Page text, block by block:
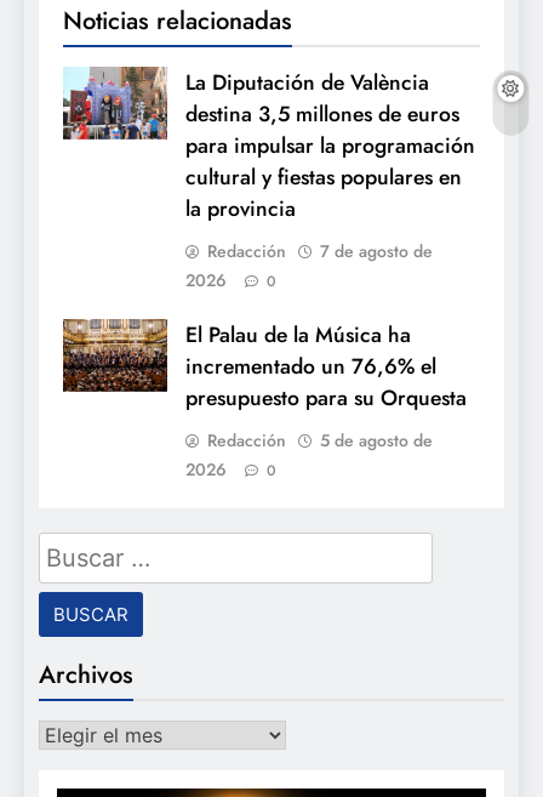
Noticias relacionadas
La Diputación de València
destina 3,5 millones de euros
para impulsar la programación
cultural y fiestas populares en
la provincia
Redacción
7 de agosto de
2026
0
El Palau de la Música ha
incrementado un 76,6% el
presupuesto para su Orquesta
Redacción
5 de agosto de
2026
0
Buscar:
Archivos
Archivos